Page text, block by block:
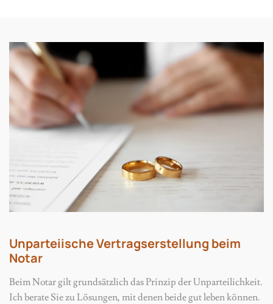
Unparteiische Vertragserstellung beim
Notar
Beim Notar gilt grundsätzlich das Prinzip der Unparteilichkeit.
Ich berate Sie zu Lösungen, mit denen beide gut leben können.